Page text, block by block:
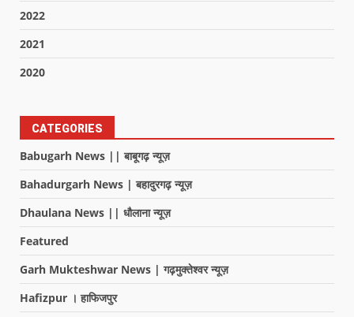
2022
2021
2020
CATEGORIES
Babugarh News || बाबूगढ़ न्यूज़
Bahadurgarh News | बहादुरगढ़ न्यूज़
Dhaulana News || धौलाना न्यूज़
Featured
Garh Mukteshwar News | गढ़मुक्तेश्वर न्यूज़
Hafizpur । हाफिजपुर